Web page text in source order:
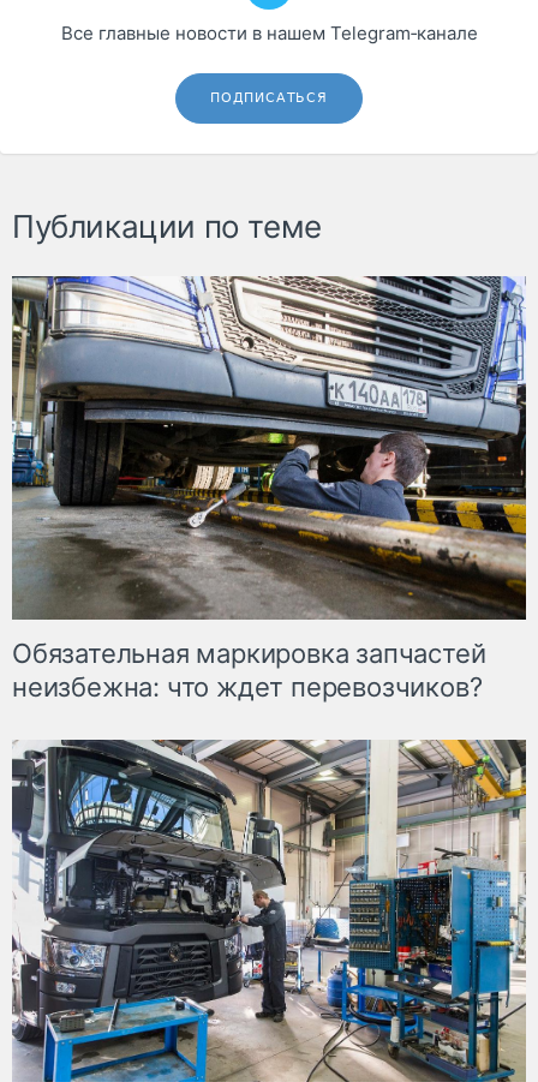
Все главные новости в нашем Telegram‑канале
ПОДПИСАТЬСЯ
Публикации по теме
Обязательная маркировка запчастей
неизбежна: что ждет перевозчиков?